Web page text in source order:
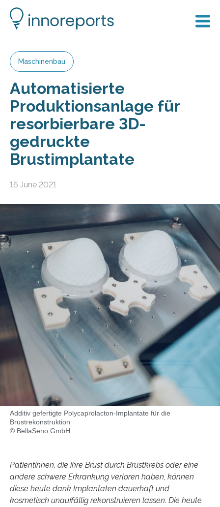
Maschinenbau
Automatisierte
Produktionsanlage für
resorbierbare 3D-
gedruckte
Brustimplantate
16 June 2021
Additiv gefertigte Polycaprolacton-Implantate für die
Brustrekonstruktion
© BellaSeno GmbH
Patientinnen, die ihre Brust durch Brustkrebs oder eine
andere schwere Erkrankung verloren haben, können
diese heute dank Implantaten dauerhaft und
kosmetisch unauffällig rekonstruieren lassen. Die heute